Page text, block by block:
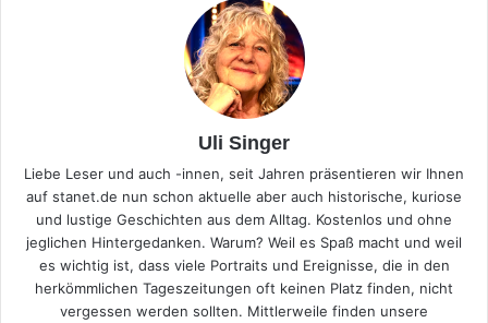
Uli Singer
Liebe Leser und auch -innen, seit Jahren präsentieren wir Ihnen
auf stanet.de nun schon aktuelle aber auch historische, kuriose
und lustige Geschichten aus dem Alltag. Kostenlos und ohne
jeglichen Hintergedanken. Warum? Weil es Spaß macht und weil
es wichtig ist, dass viele Portraits und Ereignisse, die in den
herkömmlichen Tageszeitungen oft keinen Platz finden, nicht
vergessen werden sollten. Mittlerweile finden unsere